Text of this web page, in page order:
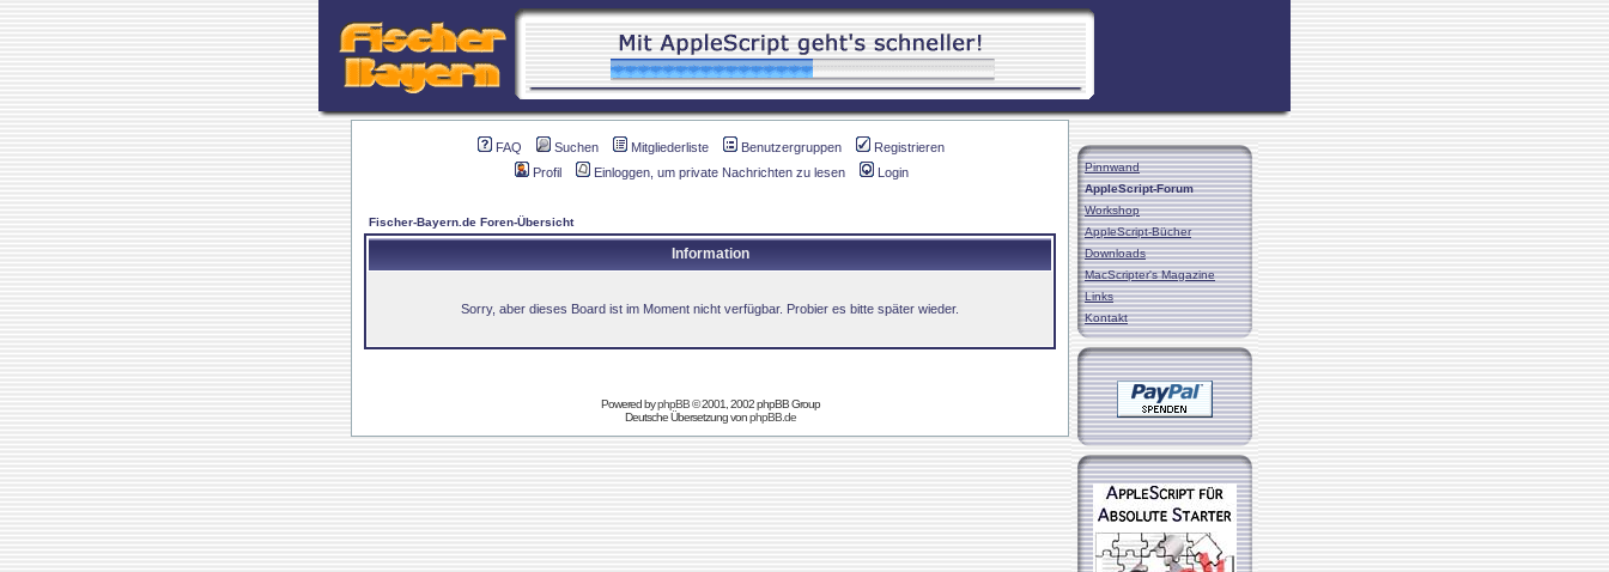
FAQ Suchen Mitgliederliste Benutzergruppen
Registrieren
Profil
Einloggen, um private Nachrichten zu lesen Login
Fischer-Bayern.de Foren-Übersicht
Information
Sorry, aber dieses Board ist im Moment nicht verfügbar. Probier es bitte später wieder.
Powered byphpBB© 2001, 2002 phpBB Group
Deutsche Übersetzung vonphpBB.de
Pinnwand
AppleScript-Forum
Workshop
AppleScript-Bücher
Downloads
MacScripter's Magazine
Links
Kontakt